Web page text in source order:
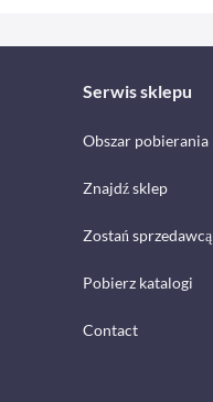
Serwis sklepu
Obszar pobierania
Znajdź sklep
Zostań sprzedawcą
Pobierz katalogi
Contact